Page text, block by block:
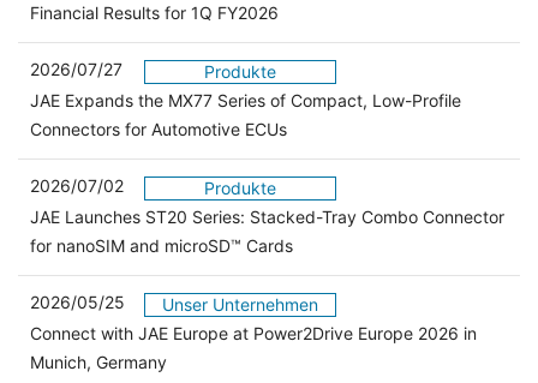
Financial Results for 1Q FY2026
2026/07/27
Produkte
JAE Expands the MX77 Series of Compact, Low-Profile
Connectors for Automotive ECUs
2026/07/02
Produkte
JAE Launches ST20 Series: Stacked-Tray Combo Connector
for nanoSIM and microSD™ Cards
2026/05/25
Unser Unternehmen
Connect with JAE Europe at Power2Drive Europe 2026 in
Munich, Germany